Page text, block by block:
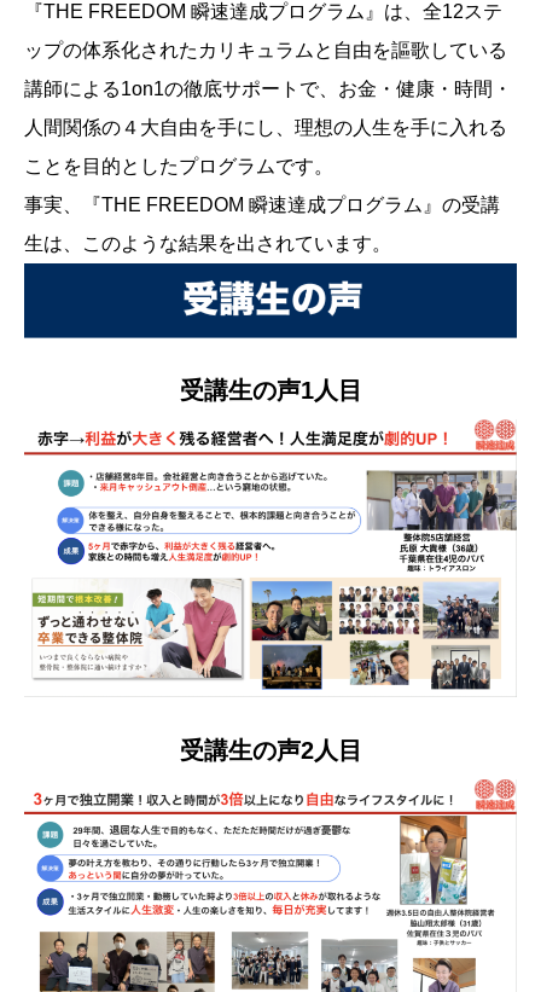
『THE FREEDOM 瞬速達成プログラム』は、全12ステ
ップの体系化されたカリキュラムと自由を謳歌している
講師による1on1の徹底サポートで、お金・健康・時間・
人間関係の４大自由を手にし、理想の人生を手に入れる
ことを目的としたプログラムです。
事実、『THE FREEDOM 瞬速達成プログラム』の受講
生は、このような結果を出されています。
受講生の声1人目
受講生の声2人目